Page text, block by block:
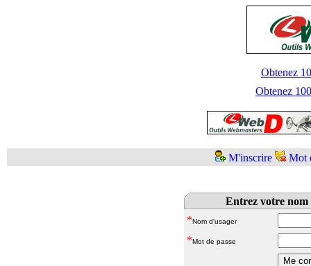
Obtenez
Obtenez
M'inscrire Mot
Entrez votre nom
*Nom d'usager
*Mot de passe